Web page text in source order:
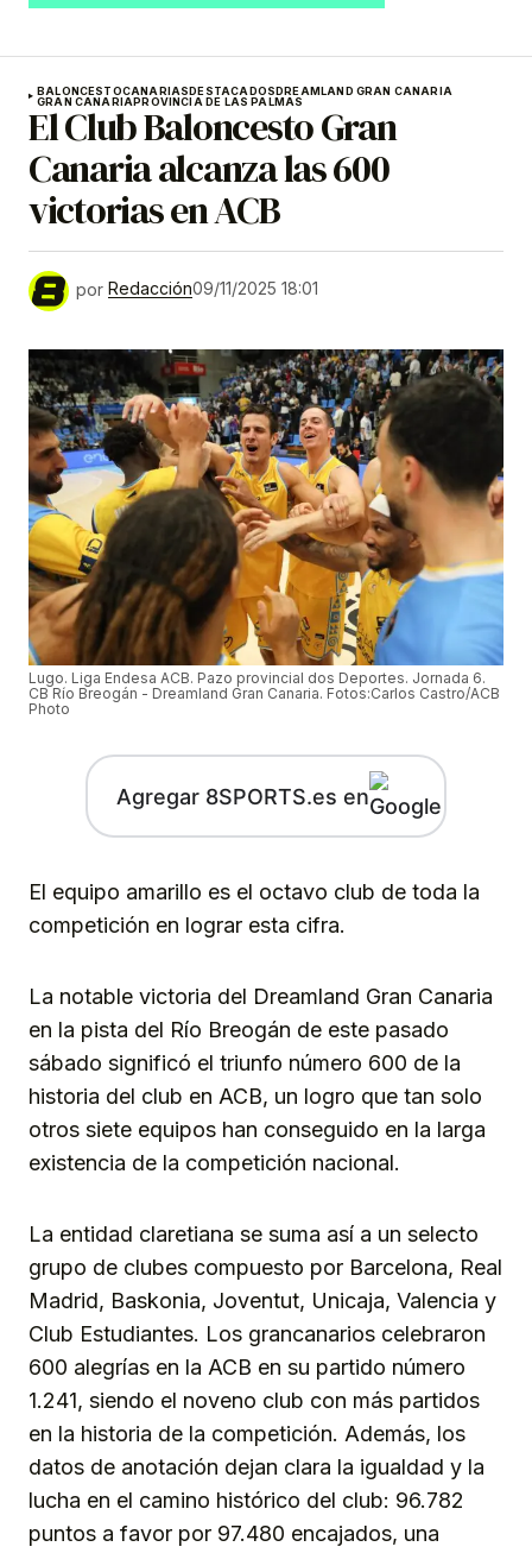
BALONCESTOCANARIASDESTACADOSDREAMLAND GRAN CANARIA
GRAN CANARIAPROVINCIA DE LAS PALMAS
El Club Baloncesto Gran
Canaria alcanza las 600
victorias en ACB
por Redacción09/11/2025 18:01
Lugo. Liga Endesa ACB. Pazo provincial dos Deportes. Jornada 6.
CB Río Breogán - Dreamland Gran Canaria. Fotos:Carlos Castro/ACB
Photo
Agregar 8SPORTS.es en
El equipo amarillo es el octavo club de toda la
competición en lograr esta cifra.
La notable victoria del Dreamland Gran Canaria
en la pista del Río Breogán de este pasado
sábado significó el triunfo número 600 de la
historia del club en ACB, un logro que tan solo
otros siete equipos han conseguido en la larga
existencia de la competición nacional.
La entidad claretiana se suma así a un selecto
grupo de clubes compuesto por Barcelona, Real
Madrid, Baskonia, Joventut, Unicaja, Valencia y
Club Estudiantes. Los grancanarios celebraron
600 alegrías en la ACB en su partido número
1.241, siendo el noveno club con más partidos
en la historia de la competición. Además, los
datos de anotación dejan clara la igualdad y la
lucha en el camino histórico del club: 96.782
puntos a favor por 97.480 encajados, una